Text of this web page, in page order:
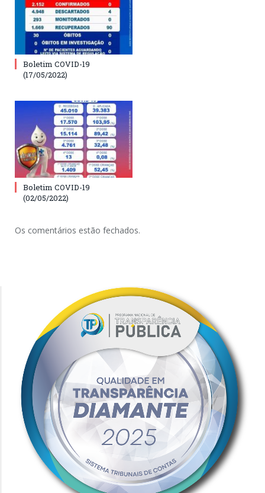
Boletim COVID-19
(17/05/2022)
Boletim COVID-19
(02/05/2022)
Os comentários estão fechados.